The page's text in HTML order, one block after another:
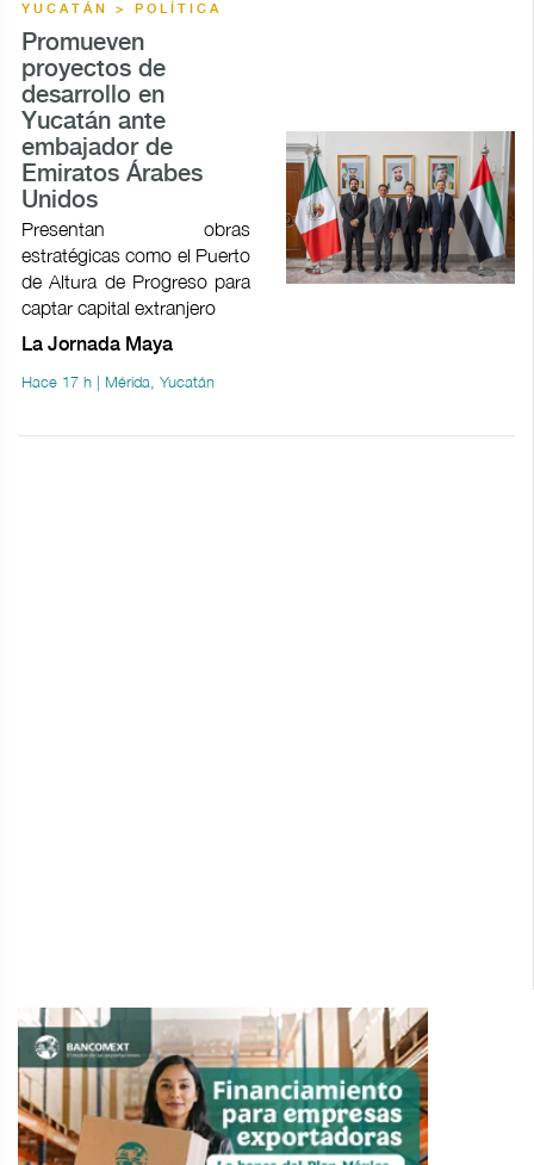
YUCATÁN > POLÍTICA
Promueven
proyectos de
desarrollo en
Yucatán ante
embajador de
Emiratos Árabes
Unidos
Presentan obras
estratégicas como el Puerto
de Altura de Progreso para
captar capital extranjero
La Jornada Maya
Hace 17 h | Mérida, Yucatán